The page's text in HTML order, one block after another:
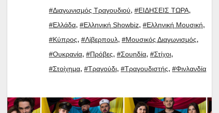
#Διαγωνισμός Τραγουδιού, #ΕΙΔΗΣΕΙΣ ΤΩΡΑ,
#Ελλάδα, #Ελληνική Showbiz, #Ελληνική Μουσική,
#Κύπρος, #Λίβερπουλ, #Μουσικός Διαγωνισμός,
#Ουκρανία, #Πρόβες, #Σουηδία, #Στίχοι,
#Στοίχημα, #Τραγούδι, #Τραγουδιστής, #Φινλανδία